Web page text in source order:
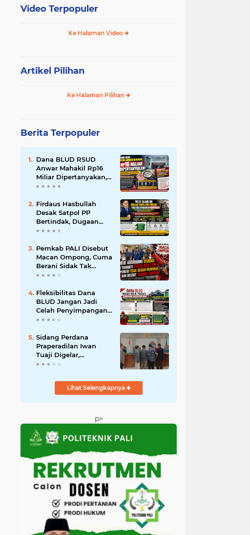
Video Terpopuler
Ke Halaman Video
Artikel Pilihan
Ke Halaman Pilihan
Berita Terpopuler
Dana BLUD RSUD
Anwar Mahakil Rp16
Miliar Dipertanyakan,
Publik Desak
Pengawasan
Diperketat
Firdaus Hasbullah
Desak Satpol PP
Bertindak, Dugaan
PKS Tanpa Izin
Tak Boleh Dibiarkan
Beroperasi
Pemkab PALI Disebut
Macan Ompong, Cuma
Berani Sidak Tak
Berani Menindak
Berizin
Fleksibilitas Dana
BLUD Jangan Jadi
Celah Penyimpangan,
RSUD Anwar Mahakil
‎Sidang Perdana
Praperadilan Iwan
Tuaji Digelar,
Penetapan Tersangka
Handphone Digugat
Lihat Selengkapnya
p>